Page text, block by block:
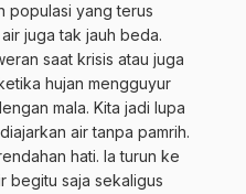
populasi yang terus
juga tak jauh beda.
saat krisis atau juga
hujan mengguyur
mala. Kita jadi lupa
air tanpa pamrih.
hati. Ia turun ke
begitu saja sekaligus